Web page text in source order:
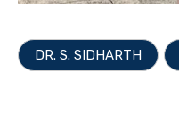
DR. S. SIDHARTH